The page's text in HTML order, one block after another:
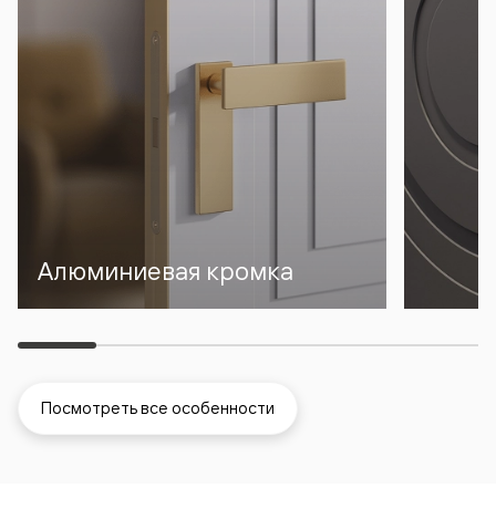
Алюминиевая кромка
Посмотреть все особенности